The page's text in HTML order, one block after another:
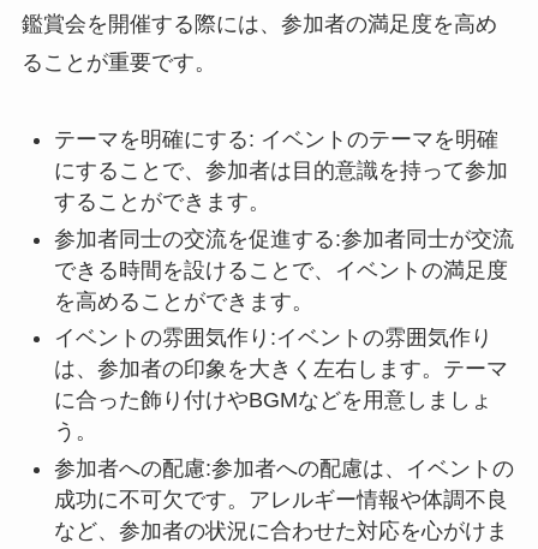
鑑賞会を開催する際には、参加者の満足度を高め
ることが重要です。
テーマを明確にする: イベントのテーマを明確
にすることで、参加者は目的意識を持って参加
することができます。
参加者同士の交流を促進する:参加者同士が交流
できる時間を設けることで、イベントの満足度
を高めることができます。
イベントの雰囲気作り:イベントの雰囲気作り
は、参加者の印象を大きく左右します。テーマ
に合った飾り付けやBGMなどを用意しましょ
う。
参加者への配慮:参加者への配慮は、イベントの
成功に不可欠です。アレルギー情報や体調不良
など、参加者の状況に合わせた対応を心がけま